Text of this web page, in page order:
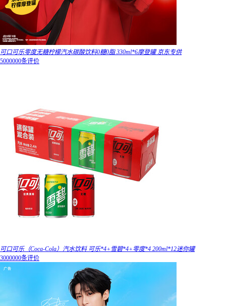
可口可乐零度无糖柠檬汽水碳酸饮料0糖0脂 330ml*6摩登罐 京东专供
5000000条评价
可口可乐（Coca-Cola）汽水饮料 可乐*4+雪碧*4+零度*4 200ml*12迷你罐
3000000条评价